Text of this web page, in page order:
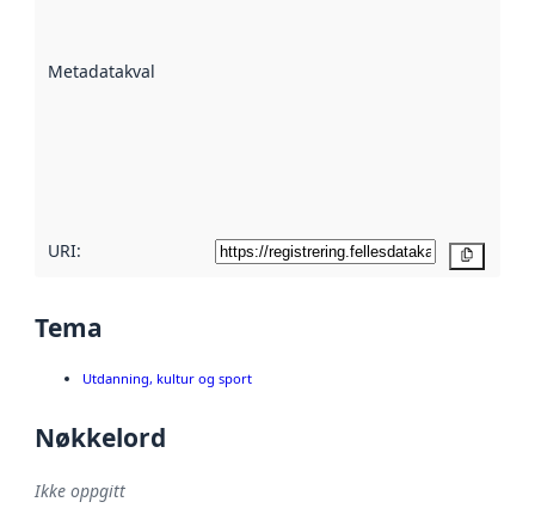
Metadatakvalitet
URI:
Tema
Utdanning, kultur og sport
Nøkkelord
Ikke oppgitt